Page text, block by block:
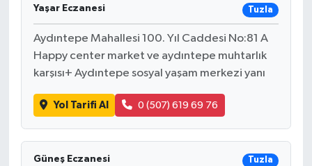
Yaşar Eczanesi Tuzla
Aydıntepe Mahallesi 100. Yıl Caddesi No:81 A
Happy center market ve aydıntepe muhtarlık
karşısı+ Aydıntepe sosyal yaşam merkezi yanı
Yol Tarifi Al 0 (507) 619 69 76
Güneş Eczanesi Tuzla